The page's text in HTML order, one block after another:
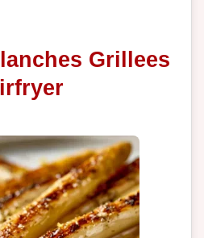
Grillees